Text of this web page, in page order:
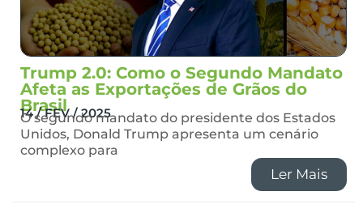
Trump 2.0: Como o Segundo Mandato
Afeta as Exportações de Grãos do
Brasil
14 / FEV / 2025
O segundo mandato do presidente dos Estados
Unidos, Donald Trump apresenta um cenário
complexo para
Ler Mais